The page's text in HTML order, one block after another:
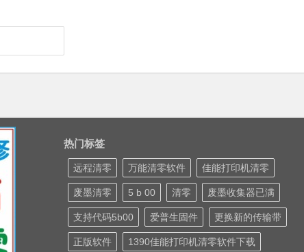
热门标签
远程清零 万能清零软件 佳能打印机清零
废墨清零 5 b 00 清零 废墨收集器已满
支持代码5b00 爱普生固件 更换新的传输带
正版软件 1390佳能打印机清零软件下载